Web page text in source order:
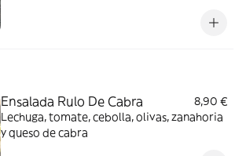
Ensalada Rulo De Cabra
8,90 €
Lechuga, tomate, cebolla, olivas, zanahoria
y queso de cabra